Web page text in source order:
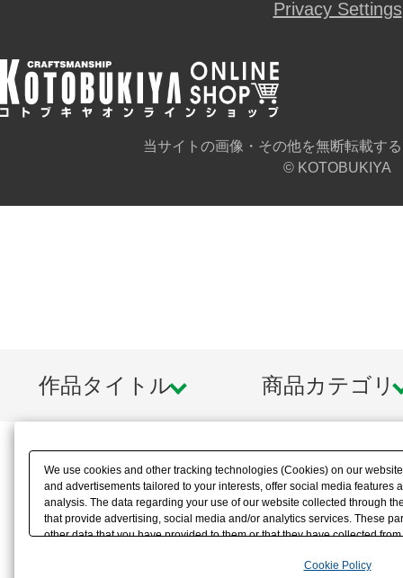
Privacy Settings
当サイトの画像・その他を無断転載す
© KOTOBUKIYA
作品タイトル 商品カテゴリ
We use cookies and other tracking technologies (Cookies) on our
and advertisements tailored to your interests, offer social media features
analysis. The data regarding your use of our website collected through
that provide advertising, social media and/or analytics services. These
other data that you have provided to them or that they have collected
the use of all Cookies except for Strictly Necessary Cookies, please
Cookie Policy